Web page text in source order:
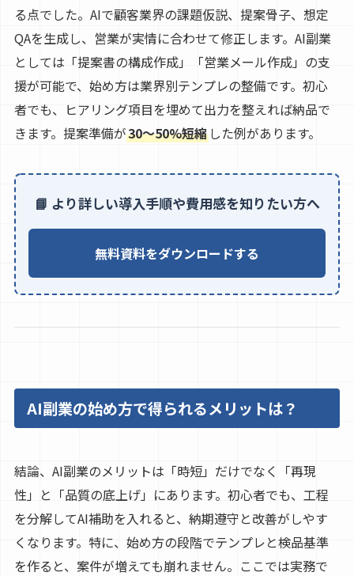
る点でした。AIで顧客業界の課題仮説、提案骨子、想定
QAを生成し、営業が実情に合わせて修正します。AI副業
としては「提案書の構成作成」「営業メール作成」の支
援が可能で、始め方は業界別テンプレの整備です。初心
者でも、ヒアリング項目を埋めて出力を整えれば納品で
きます。提案準備が30〜50%短縮した例があります。
📘 より詳しい導入手順や費用感を知りたい方へ
無料資料をダウンロードする
AI副業の始め方で得られるメリットは？
結論、AI副業のメリットは「時短」だけでなく「再現
性」と「品質の底上げ」にあります。初心者でも、工程
を分解してAI補助を入れると、納期遵守と改善がしやす
くなります。特に、始め方の段階でテンプレと検品基準
を作ると、案件が増えても崩れません。ここでは実務で